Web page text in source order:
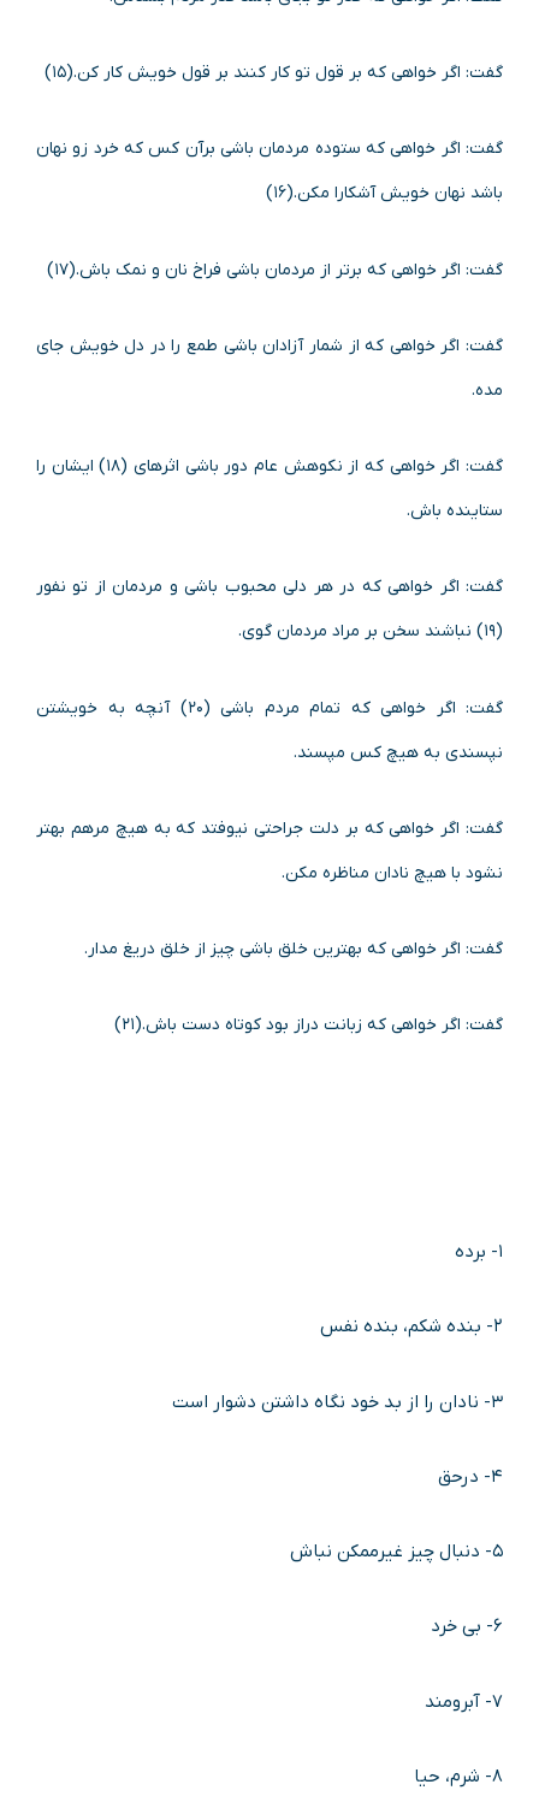
گفت: اگر خواهی که بر قول تو کار کنند بر قول خویش کار کن.(۱۵)
گفت: اگر خواهی که ستوده مردمان باشی برآن کس که خرد زو نهان
باشد نهان خویش آشکارا مکن.(۱۶)
گفت: اگر خواهی که برتر از مردمان باشی فراخ نان و نمک باش.(۱۷)
گفت: اگر خواهی که از شمار آزادان باشی طمع را در دل خویش جای
مده.
گفت: اگر خواهی که از نکوهش عام دور باشی اثرهای (۱۸) ایشان را
ستاینده باش.
گفت: اگر خواهی که در هر دلی محبوب باشی و مردمان از تو نفور
(۱۹) نباشند سخن بر مراد مردمان گوی.
گفت: اگر خواهی که تمام مردم باشی (۲۰) آنچه به خویشتن
نپسندی به هیچ کس مپسند.
گفت: اگر خواهی که بر دلت جراحتی نیوفتد که به هیچ مرهم بهتر
نشود با هیچ نادان مناظره مکن.
گفت: اگر خواهی که بهترین خلق باشی چیز از خلق دریغ مدار.
گفت: اگر خواهی که زبانت دراز بود کوتاه دست باش.(۲۱)
۱- برده
۲- بنده شکم، بنده نفس
۳- نادان را از بد خود نگاه داشتن دشوار است
۴- درحق
۵- دنبال چیز غیرممکن نباش
۶- بی خرد
۷- آبرومند
۸- شرم، حیا